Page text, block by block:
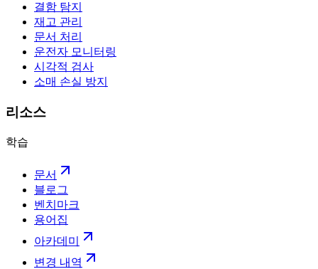
결함 탐지
재고 관리
문서 처리
운전자 모니터링
시각적 검사
소매 손실 방지
리소스
학습
문서
블로그
벤치마크
용어집
아카데미
변경 내역